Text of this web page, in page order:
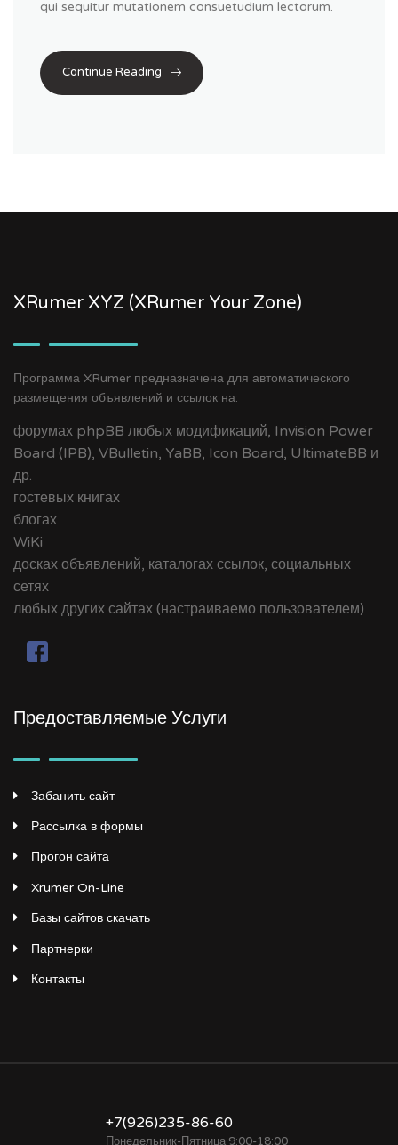
qui sequitur mutationem consuetudium lectorum.
Continue Reading
XRumer XYZ (XRumer Your Zone)
Программа XRumer предназначена для автоматического
размещения объявлений и ссылок на:
форумах phpBB любых модификаций, Invision Power
Board (IPB), VBulletin, YaBB, Icon Board, UltimateBB и
др.
гостевых книгах
блогах
WiKi
досках объявлений, каталогах ссылок, социальных
сетях
любых других сайтах (настраиваемо пользователем)
Предоставляемые Услуги
Забанить сайт
Рассылка в формы
Прогон сайта
Xrumer On-Line
Базы сайтов скачать
Партнерки
Контакты
+7(926)235-86-60
Понедельник-Пятница 9:00-18:00